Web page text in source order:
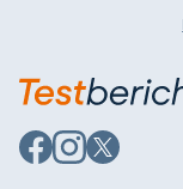
Auf
Facebook
Auf
Instagram
Auf
X